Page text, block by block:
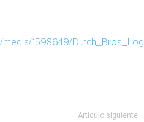
1598649/
Artículo siguiente